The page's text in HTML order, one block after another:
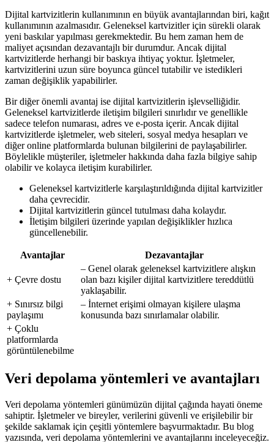
Dijital kartvizitlerin kullanımının en büyük avantajlarından biri, kağıt
kullanımının azalmasıdır. Geleneksel kartvizitler için sürekli olarak
yeni baskılar yapılması gerekmektedir. Bu hem zaman hem de
maliyet açısından dezavantajlı bir durumdur. Ancak dijital
kartvizitlerde herhangi bir baskıya ihtiyaç yoktur. İşletmeler,
kartvizitlerini uzun süre boyunca güncel tutabilir ve istedikleri
zaman değişiklik yapabilirler.
Bir diğer önemli avantaj ise dijital kartvizitlerin işlevselliğidir.
Geleneksel kartvizitlerde iletişim bilgileri sınırlıdır ve genellikle
sadece telefon numarası, adres ve e-posta içerir. Ancak dijital
kartvizitlerde işletmeler, web siteleri, sosyal medya hesapları ve
diğer online platformlarda bulunan bilgilerini de paylaşabilirler.
Böylelikle müşteriler, işletmeler hakkında daha fazla bilgiye sahip
olabilir ve kolayca iletişim kurabilirler.
Geleneksel kartvizitlerle karşılaştırıldığında dijital kartvizitler
daha çevrecidir.
Dijital kartvizitlerin güncel tutulması daha kolaydır.
İletişim bilgileri üzerinde yapılan değişiklikler hızlıca
güncellenebilir.
Avantajlar Dezavantajlar
+ Çevre dostu
– Genel olarak geleneksel kartvizitlere alışkın
olan bazı kişiler dijital kartvizitlere tereddütlü
yaklaşabilir.
+ Sınırsız bilgi
paylaşımı
– İnternet erişimi olmayan kişilere ulaşma
konusunda bazı sınırlamalar olabilir.
+ Çoklu
platformlarda
görüntülenebilme
Veri depolama yöntemleri ve avantajları
Veri depolama yöntemleri günümüzün dijital çağında hayati öneme
sahiptir. İşletmeler ve bireyler, verilerini güvenli ve erişilebilir bir
şekilde saklamak için çeşitli yöntemlere başvurmaktadır. Bu blog
yazısında, veri depolama yöntemlerini ve avantajlarını inceleyeceğiz.